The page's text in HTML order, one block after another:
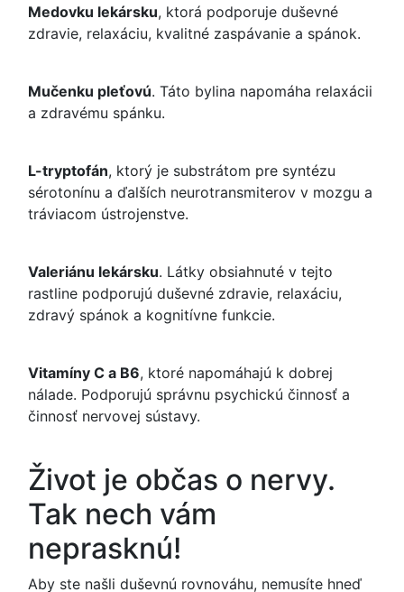
Medovku lekársku, ktorá podporuje duševné
zdravie, relaxáciu, kvalitné zaspávanie a spánok.
Mučenku pleťovú. Táto bylina napomáha relaxácii
a zdravému spánku.
L-tryptofán, ktorý je substrátom pre syntézu
sérotonínu a ďalších neurotransmiterov v mozgu a
tráviacom ústrojenstve.
Valeriánu lekársku. Látky obsiahnuté v tejto
rastline podporujú duševné zdravie, relaxáciu,
zdravý spánok a kognitívne funkcie.
Vitamíny C a B6, ktoré napomáhajú k dobrej
nálade. Podporujú správnu psychickú činnosť a
činnosť nervovej sústavy.
Život je občas o nervy.
Tak nech vám
neprasknú!
Aby ste našli duševnú rovnováhu, nemusíte hneď